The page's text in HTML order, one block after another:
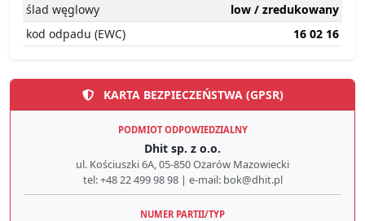
ślad węglowy
low / zredukowany
kod odpadu (EWC)
16 02 16
KARTA BEZPIECZEŃSTWA (GPSR)
PODMIOT ODPOWIEDZIALNY
Dhit sp. z o.o.
ul. Kościuszki 6A, 05-850 Ożarów Mazowiecki
tel: +48 22 499 98 98 | e-mail: bok@dhit.pl
NUMER PARTII/TYP